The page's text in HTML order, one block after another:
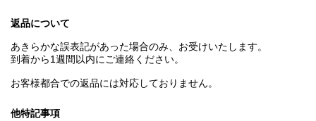
返品について
あきらかな誤表記があった場合のみ、お受けいたします。
到着から1週間以内にご連絡ください。
お客様都合での返品には対応しておりません。
他特記事項